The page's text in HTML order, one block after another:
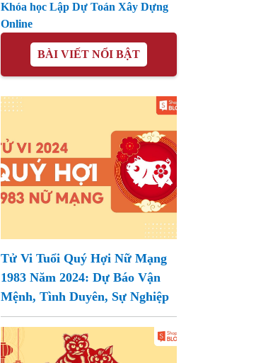
Khóa học Lập Dự Toán Xây Dựng
Online
BÀI VIẾT NỔI BẬT
Tử Vi Tuổi Quý Hợi Nữ Mạng
1983 Năm 2024: Dự Báo Vận
Mệnh, Tình Duyên, Sự Nghiệp